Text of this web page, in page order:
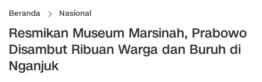
Beranda Nasional
Resmikan Museum Marsinah, Prabowo
Disambut Ribuan Warga dan Buruh di
Nganjuk